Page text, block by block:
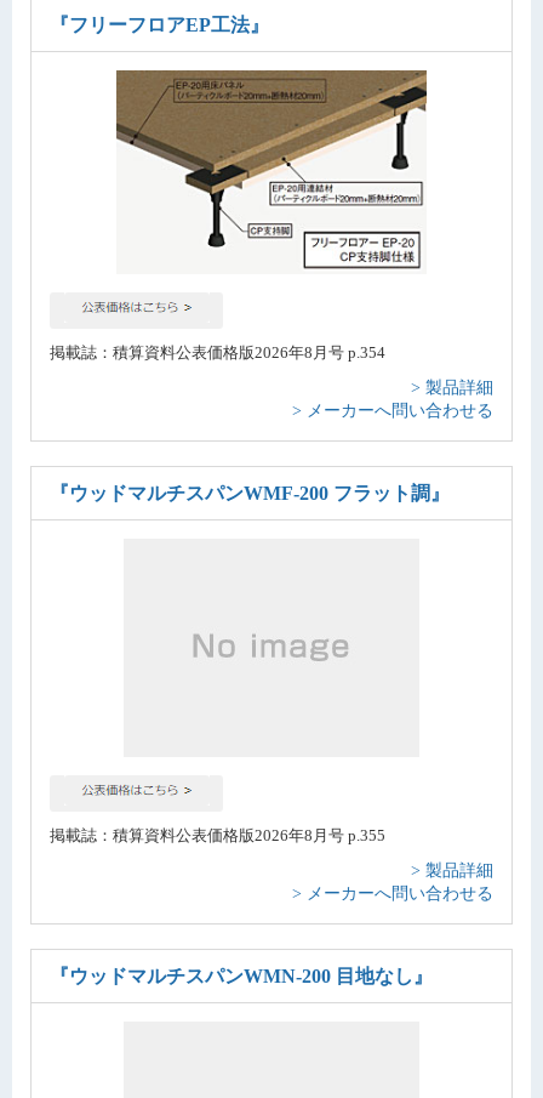
『フリーフロアEP工法』
掲載誌：積算資料公表価格版2026年8月号 p.354
> 製品詳細
> メーカーへ問い合わせる
『ウッドマルチスパンWMF-200 フラット調』
掲載誌：積算資料公表価格版2026年8月号 p.355
> 製品詳細
> メーカーへ問い合わせる
『ウッドマルチスパンWMN-200 目地なし』